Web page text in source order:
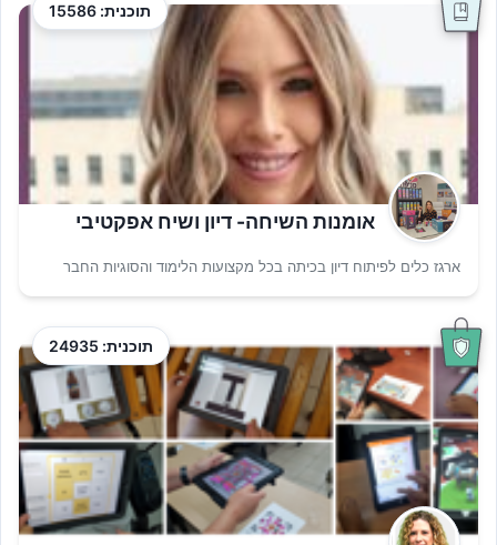
תוכנית: 15586
אומנות השיחה- דיון ושיח אפקטיבי
ארגז כלים לפיתוח דיון בכיתה בכל מקצועות הלימוד והסוגיות החבר
תוכנית: 24935